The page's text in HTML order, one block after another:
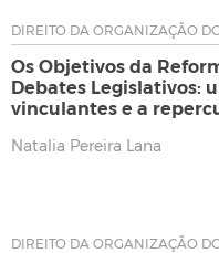
DIREITO DA ORGANIZAÇÃO
Os Objetivos da
Debates Legislativos:
vinculantes e a
Natalia Pereira Lana
DIREITO DA ORGANIZAÇÃO